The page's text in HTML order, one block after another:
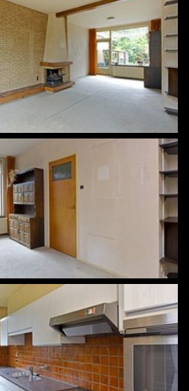
159 m²
Volle eigendom
ZEI00-M-3730
75 m²
Zuidwest bereikbaar via achterom
Openbaar parkeren